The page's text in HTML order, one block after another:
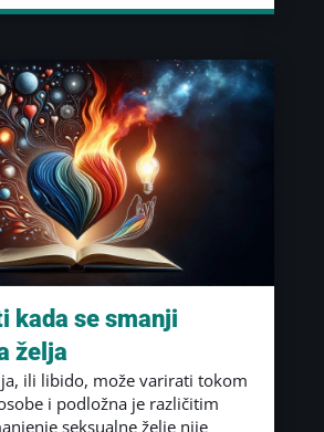
kada se smanji
želja
ili libido, može varirati tokom
i podložna je različitim
seksualne želje nije